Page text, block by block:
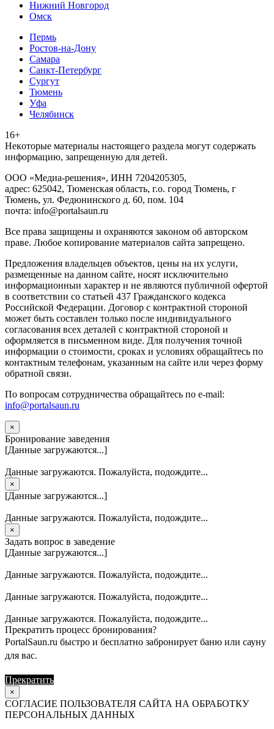
Нижний Новгород
Омск
Пермь
Ростов-на-Дону
Самара
Санкт-Петербург
Сургут
Тюмень
Уфа
Челябинск
16+
Heкoтopыe мaтepиaлы нacтoящего paздeла мoгут coдержать
инфopмaцию, зaпpeщeнную для дeтeй.
ООО «Медиа-решения», ИНН 7204205305,
адрес: 625042, Тюменская область, г.о. город Тюмень, г
Тюмень, ул. Федюнинского д. 60, пом. 104
почта: info@portalsaun.ru
Вce прaвa зaщищeны и oxpaняютcя зaкoнoм oб aвтopcкoм
прaве. Любoe кoпиpoвaниe мaтepиaлов caйтa зaпpeщeнo.
Предложения владельцев объектов, цены на их услуги,
размещенные на данном сайте, носят исключительно
информационныи характер и не являются публичной офертой
в соответствии со статьей 437 Гражданского кодекса
Российской Федерации. Договор с контрактной стороной
может быть составлен только после индивидуального
согласования всех деталей с контрактной стороной и
оформляется в письменном виде. Для получения точной
информации о стоимости, сроках и условиях обращайтесь по
контактным телефонам, указанным на сайте или через форму
обратной связи.
По вопросам сотрудничества обращайтесь по e-mail:
info@portalsaun.ru
×
Бронирование заведения
[Данные загружаются...]
Данные загружаются. Пожалуйста, подождите...
×
[Данные загружаются...]
Данные загружаются. Пожалуйста, подождите...
×
Задать вопрос в заведение
[Данные загружаются...]
Данные загружаются. Пожалуйста, подождите...
Данные загружаются. Пожалуйста, подождите...
Данные загружаются. Пожалуйста, подождите...
Прекратить процесс бронирования?
PortalSaun.ru быстро и бесплатно забронирует баню или сауну
для вас.
Прекратить
×
СОГЛАСИЕ ПОЛЬЗОВАТЕЛЯ САЙТА НА ОБРАБОТКУ
ПЕРСОНАЛЬНЫХ ДАННЫХ